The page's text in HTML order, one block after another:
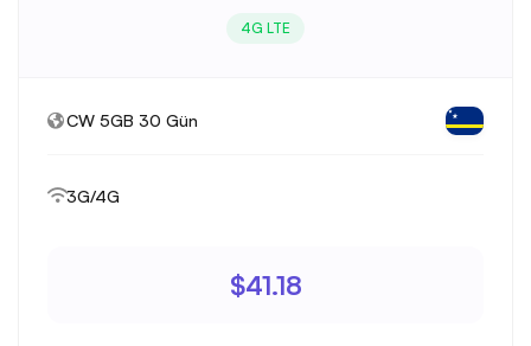
4G LTE
CW 5GB 30 Gün
3G/4G
$41.18